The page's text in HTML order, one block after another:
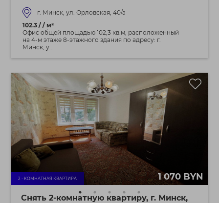
г. Минск, ул. Орловская, 40/а
102.3 / / м²
Офис общей площадью 102,3 кв.м, расположенный
на 4-м этаже 8-этажного здания по адресу: г.
Минск, у...
2 - КОМНАТНАЯ КВАРТИРА 1 070 BYN
Снять 2-комнатную квартиру, г. Минск,